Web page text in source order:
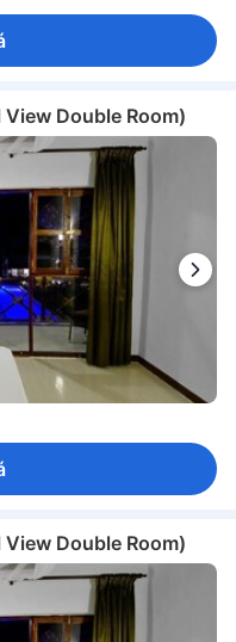
Double Room)
Double Room)